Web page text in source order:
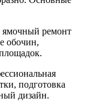
ямочный ремонт
обочин,
.
подготовка
дизайн.